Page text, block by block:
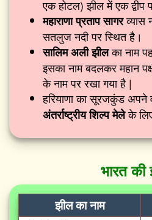
एक होटल) झील में एक द्वीप
महाराणा प्रताप सागरव्यास
सतलुज नदी पर स्थित है।
सालिम अली झीलका नाम
इसका नाम बदलकर महान
के नाम पर रखा गया है |
हरियाणा का सूरजकुंड अपने
अंतर्राष्ट्रीय शिल्प मेलेके
भारत की
झील का नाम